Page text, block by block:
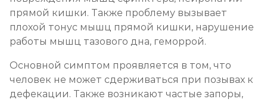
прямой кишки. Также проблему вызывает
плохой тонус мышц прямой кишки, нарушение
работы мышц тазового дна, геморрой.
Основной симптом проявляется в том, что
человек не может сдерживаться при позывах к
дефекации. Также возникают частые запоры,